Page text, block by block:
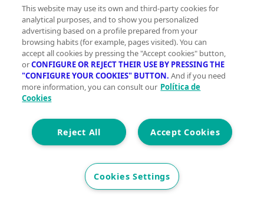
This website may use its own and third-party cookies for
analytical purposes, and to show you personalized
advertising based on a profile prepared from your
browsing habits (for example, pages visited). You can
accept all cookies by pressing the "Accept cookies" button,
orCONFIGURE OR REJECT THEIR USE BY PRESSING THE
"CONFIGURE YOUR COOKIES" BUTTON. And if you need
more information, you can consult our Política de
Cookies
Accept Cookies
Reject All
Cookies Settings